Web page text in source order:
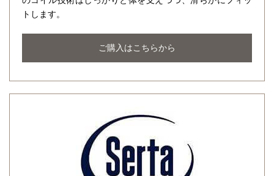
トします。
ご購入はこちらから